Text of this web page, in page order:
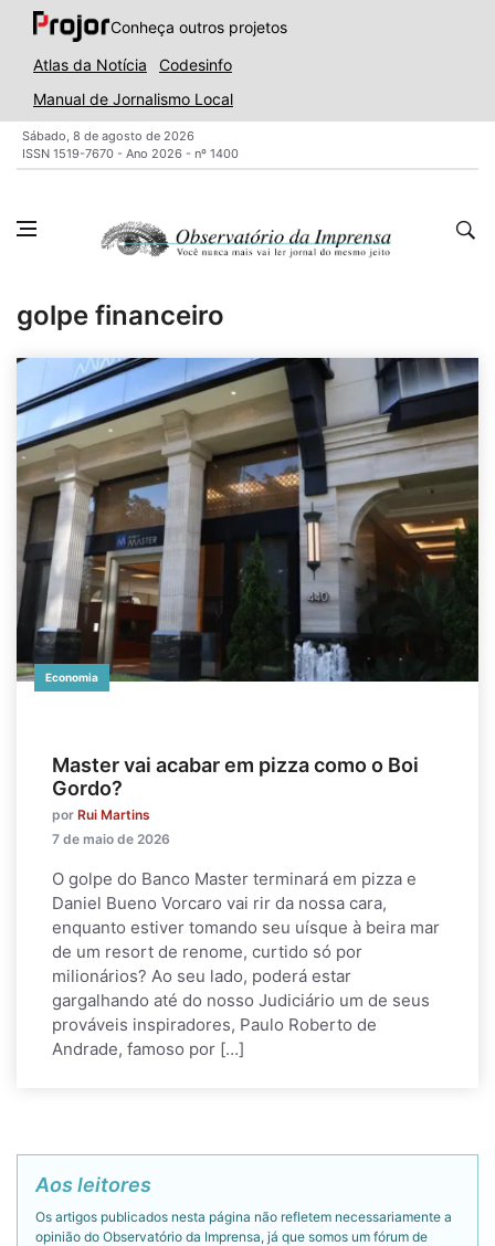
Conheça outros projetos
Atlas da Notícia
Codesinfo
Manual de Jornalismo Local
Sábado, 8 de agosto de 2026
ISSN 1519-7670 - Ano 2026 - nº 1400
golpe financeiro
Economia
Master vai acabar em pizza como o Boi
Gordo?
por Rui Martins
7 de maio de 2026
O golpe do Banco Master terminará em pizza e
Daniel Bueno Vorcaro vai rir da nossa cara,
enquanto estiver tomando seu uísque à beira mar
de um resort de renome, curtido só por
milionários? Ao seu lado, poderá estar
gargalhando até do nosso Judiciário um de seus
prováveis inspiradores, Paulo Roberto de
Andrade, famoso por […]
Aos leitores
Os artigos publicados nesta página não refletem necessariamente a
opinião do Observatório da Imprensa, já que somos um fórum de